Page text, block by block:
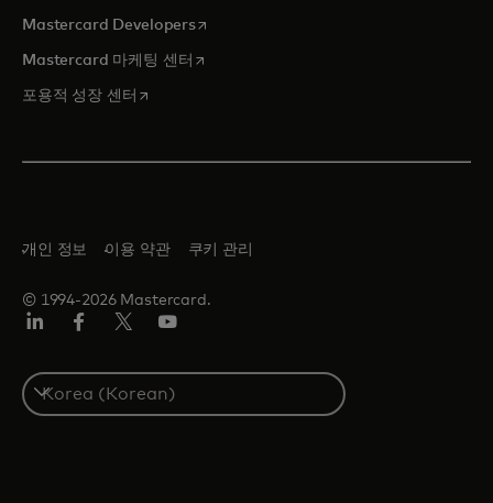
Mastercard Developers새 탭에서 열림
Mastercard 마케팅 센터 새 탭에서 열림
포용적 성장 센터 새 탭에서 열림
© 1994-2026 Mastercard.
개인 정보 이용 약관 쿠키 관리
S
e
In
ook
터/
X
브